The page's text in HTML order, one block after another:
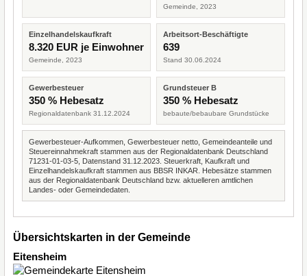
Gemeinde, 2023
Einzelhandelskaufkraft
8.320 EUR je Einwohner
Gemeinde, 2023
Arbeitsort-Beschäftigte
639
Stand 30.06.2024
Gewerbesteuer
350 % Hebesatz
Regionaldatenbank 31.12.2024
Grundsteuer B
350 % Hebesatz
bebaute/bebaubare Grundstücke
Gewerbesteuer-Aufkommen, Gewerbesteuer netto, Gemeindeanteile und
Steuereinnahmekraft stammen aus der Regionaldatenbank Deutschland
71231-01-03-5, Datenstand 31.12.2023. Steuerkraft, Kaufkraft und
Einzelhandelskaufkraft stammen aus BBSR INKAR. Hebesätze stammen
aus der Regionaldatenbank Deutschland bzw. aktuelleren amtlichen
Landes- oder Gemeindedaten.
Übersichtskarten in der Gemeinde
Eitensheim